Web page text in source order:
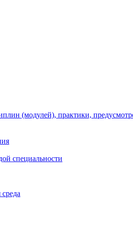
(модулей), практики,
специальности